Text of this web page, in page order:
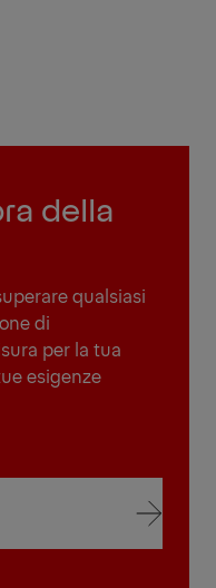
della
qualsiasi
di
per la tua
esigenze